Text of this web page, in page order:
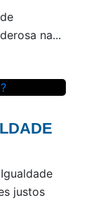
na...
justos